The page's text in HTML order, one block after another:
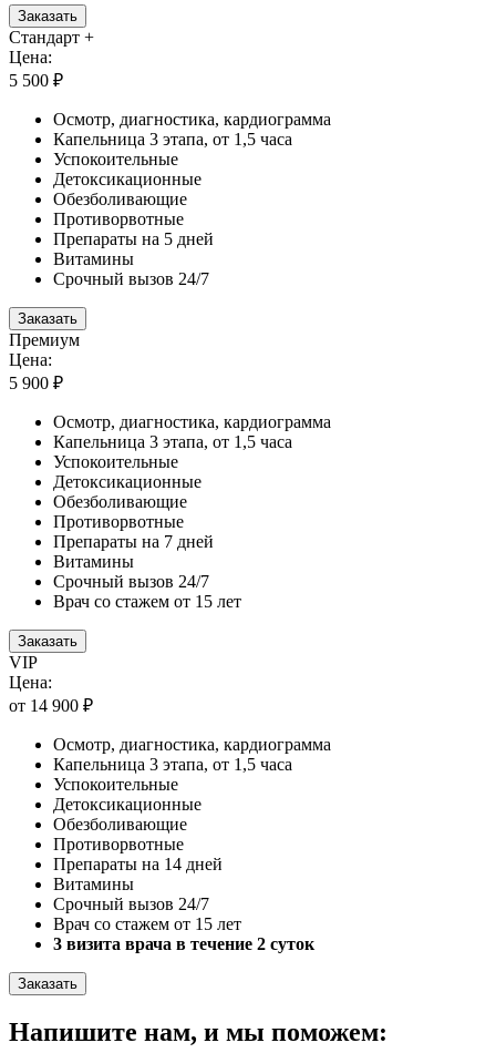
Заказать
Стандарт +
Цена:
5 500 ₽
Осмотр, диагностика, кардиограмма
Капельница 3 этапа, от 1,5 часа
Успокоительные
Детоксикационные
Обезболивающие
Противорвотные
Препараты на 5 дней
Витамины
Срочный вызов 24/7
Заказать
Премиум
Цена:
5 900 ₽
Осмотр, диагностика, кардиограмма
Капельница 3 этапа, от 1,5 часа
Успокоительные
Детоксикационные
Обезболивающие
Противорвотные
Препараты на 7 дней
Витамины
Срочный вызов 24/7
Врач со стажем от 15 лет
Заказать
VIP
Цена:
от 14 900 ₽
Осмотр, диагностика, кардиограмма
Капельница 3 этапа, от 1,5 часа
Успокоительные
Детоксикационные
Обезболивающие
Противорвотные
Препараты на 14 дней
Витамины
Срочный вызов 24/7
Врач со стажем от 15 лет
3 визита врача в течение 2 суток
Заказать
Напишите нам, и мы поможем: